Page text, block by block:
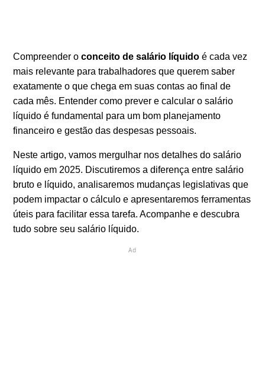
Compreender oconceito de salário líquido é cada vez
mais relevante para trabalhadores que querem saber
exatamente o que chega em suas contas ao final de
cada mês. Entender como prever e calcular o salário
líquido é fundamental para um bom planejamento
financeiro e gestão das despesas pessoais.
Neste artigo, vamos mergulhar nos detalhes do salário
líquido em 2025. Discutiremos a diferença entre salário
bruto e líquido, analisaremos mudanças legislativas que
podem impactar o cálculo e apresentaremos ferramentas
úteis para facilitar essa tarefa. Acompanhe e descubra
tudo sobre seu salário líquido.
Ad